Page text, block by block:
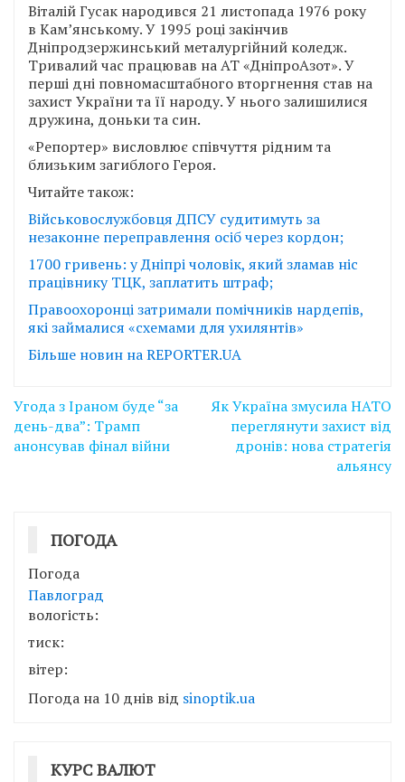
Віталій Гусак народився 21 листопада 1976 року
в Кам’янському. У 1995 році закінчив
Дніпродзержинський металургійний коледж.
Тривалий час працював на АТ «ДніпроАзот». У
перші дні повномасштабного вторгнення став на
захист України та її народу. У нього залишилися
дружина, доньки та син.
«Репортер» висловлює співчуття рідним та
близьким загиблого Героя.
Читайте також:
Військовослужбовця ДПСУ судитимуть за
незаконне переправлення осіб через кордон;
1700 гривень: у Дніпрі чоловік, який зламав ніс
працівнику ТЦК, заплатить штраф;
Правоохоронці затримали помічників нардепів,
які займалися «схемами для ухилянтів»
Більше новин на REPORTER.UA
Навігація
записів
Угода з Іраном буде “за
день-два”: Трамп
анонсував фінал війни
Як Україна змусила НАТО
переглянути захист від
дронів: нова стратегія
альянсу
ПОГОДА
Погода
Павлоград
вологість:
тиск:
вітер:
Погода на 10 днів від sinoptik.ua
КУРС ВАЛЮТ